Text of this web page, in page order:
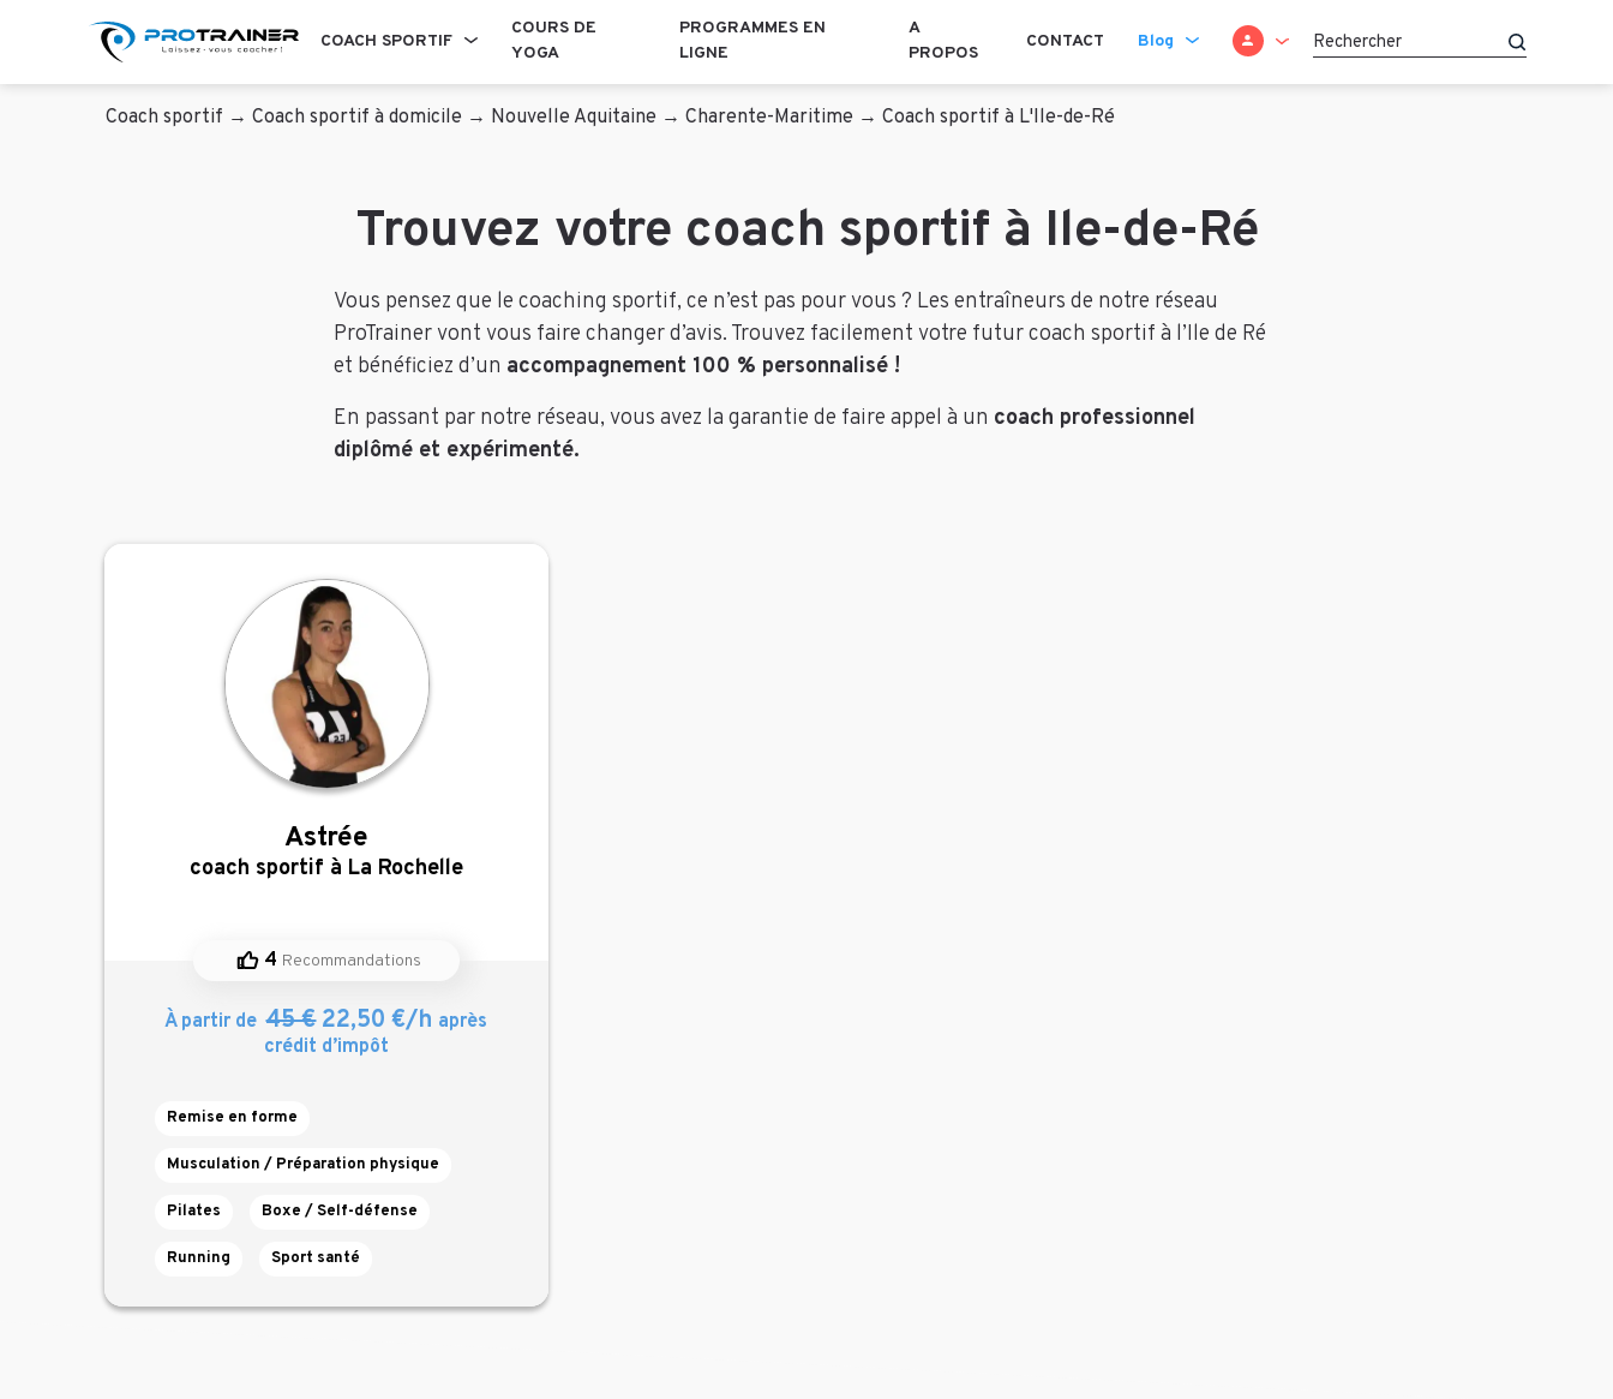
COACH SPORTIF
COURS DE
YOGA
PROGRAMMES EN
LIGNE
A
PROPOS
CONTACT Blog SE CONNECTER
Coach sportif → Coach sportif à domicile → Nouvelle Aquitaine → Charente-Maritime → Coach sportif à L'Ile-de-Ré
Trouvez votre coach sportif à Ile-de-Ré
Vous pensez que le coaching sportif, ce n’est pas pour vous ? Les entraîneurs de notre réseau
ProTrainer vont vous faire changer d’avis. Trouvez facilement votre futur coach sportif à l’Ile de Ré
et bénéficiez d’un accompagnement 100 % personnalisé !
En passant par notre réseau, vous avez la garantie de faire appel à un coach professionnel
diplômé et expérimenté.
Astrée
,
coach sportif à La Rochelle
4 Recommandations
À partir de 45 €22,50 €/h après
crédit d’impôt
Remise en forme
Musculation / Préparation physique
Pilates Boxe / Self-défense
Running Sport santé